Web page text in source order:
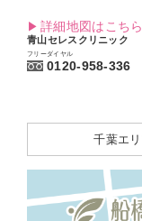
詳細地図はこちら
青山セレスクリニック
フリーダイヤル
0120-958-336
千葉エ